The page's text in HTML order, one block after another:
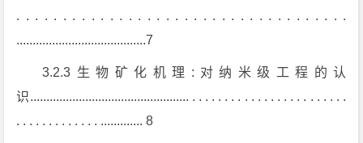
. . . . . . . . . . . . . . . . . . . . . . . . . . . . . . . . . . . .
........................................7
3.2.3生物矿化机理:对纳米级工程的认
识................................................. . . . . . . . . . . . . . . . . . . . . . . . .
. . . . . . . . . . . . . ............. 8